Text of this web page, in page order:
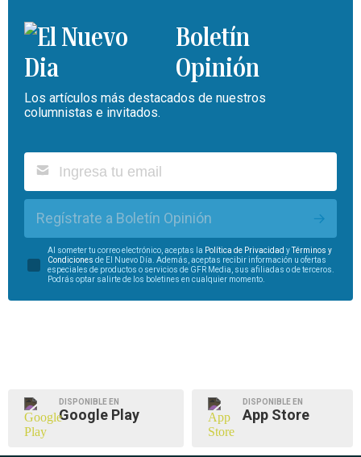
Boletín
Opinión
Los artículos más destacados de nuestros
columnistas e invitados.
Regístrate a Boletín Opinión
Al someter tu correo electrónico, aceptas la Política de Privacidad yTérminos y
Condiciones de El Nuevo Día. Además, aceptas recibir información u ofertas
especiales de productos o servicios de GFR Media, sus afiliadas o de terceros.
Podrás optar salirte de los boletines en cualquier momento.
DISPONIBLE EN
Google Play
DISPONIBLE EN
App Store